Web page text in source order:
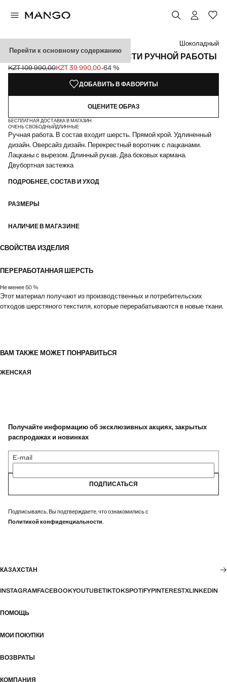
Перейти к основному содержанию
ОБЪЕМНОЕ ПАЛЬТО ИЗ ШЕРСТИ РУЧНОЙ РАБОТЫ
Начальная цена зачеркнута [KZT 109 990,00 ]
KZT 109 990,00
Текущая цена [KZT 39 990,00 ]
KZT 39 990,00-64 %
Выберите цвет
Цвет Черный
Цвет Коричневый средний
Выбранный цвет: Шоколадный
Шоколадный
ДОБАВИТЬ В ФАВОРИТЫ
ОЦЕНИТЕ ОБРАЗ
БЕСПЛАТНАЯ ДОСТАВКА В МАГАЗИН
ОЧЕНЬ СВОБОДНЫЙДЛИННЫЕ
Ручная работа. В состав входит шерсть. Прямой крой. Удлиненный
дизайн. Оверсайз дизайн. Перекрестный воротник с лацканами.
Лацканы с вырезом. Длинный рукав. Два боковых кармана.
Двубортная застежка
ПОДРОБНЕЕ, СОСТАВ И УХОД
РАЗМЕРЫ
НАЛИЧИЕ В МАГАЗИНЕ
СВОЙСТВА ИЗДЕЛИЯ
ПЕРЕРАБОТАННАЯ ШЕРСТЬ
Не менее 50 %
Этот материал получают из производственных и потребительских
отходов шерстяного текстиля, которые перерабатываются в новые ткани.
ВАМ ТАКЖЕ МОЖЕТ ПОНРАВИТЬСЯ
ЖЕНСКАЯ
Получайте информацию об эксклюзивных акциях, закрытых
распродажах и новинках
E-mail
ПОДПИСАТЬСЯ
Подписываясь, Вы подтверждаете, что ознакомились с
Политикой конфиденциальности.
КАЗАХСТАН
INSTAGRAMFACEBOOKYOUTUBETIKTOKSPOTIFYPINTERESTXLINKEDIN
ПОМОЩЬ
МОИ ПОКУПКИ
ВОЗВРАТЫ
КОМПАНИЯ